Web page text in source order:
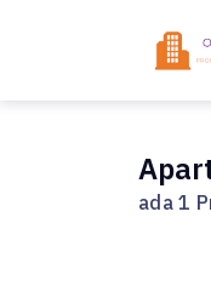
ada 1